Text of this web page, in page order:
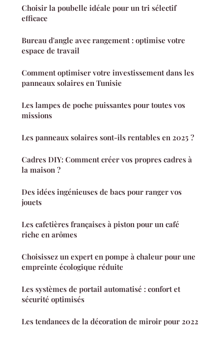
Choisir la poubelle idéale pour un tri sélectif
efficace
Bureau d'angle avec rangement : optimise votre
espace de travail
Comment optimiser votre investissement dans les
panneaux solaires en Tunisie
Les lampes de poche puissantes pour toutes vos
missions
Les panneaux solaires sont-ils rentables en 2025 ?
Cadres DIY: Comment créer vos propres cadres à
la maison ?
Des idées ingénieuses de bacs pour ranger vos
jouets
Les cafetières françaises à piston pour un café
riche en arômes
Choisissez un expert en pompe à chaleur pour une
empreinte écologique réduite
Les systèmes de portail automatisé : confort et
sécurité optimisés
Les tendances de la décoration de miroir pour 2022